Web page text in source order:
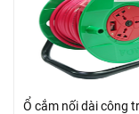
Ổ cắm nối dài công